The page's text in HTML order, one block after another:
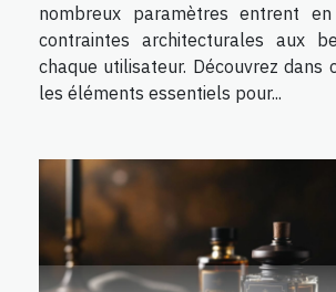
nombreux paramètres entrent
contraintes architecturales aux
chaque utilisateur. Découvrez dans
les éléments essentiels pour...